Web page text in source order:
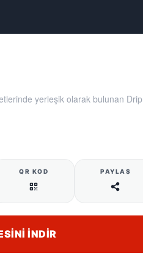
yerleşik olarak bulunan Drip
QR KOD PAYLAŞ
İNDIR